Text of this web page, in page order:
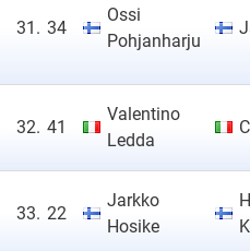
31. 34
Ossi
Pohjanharju
32. 41
Valentino
Ledda
33. 22
Jarkko
Hosike